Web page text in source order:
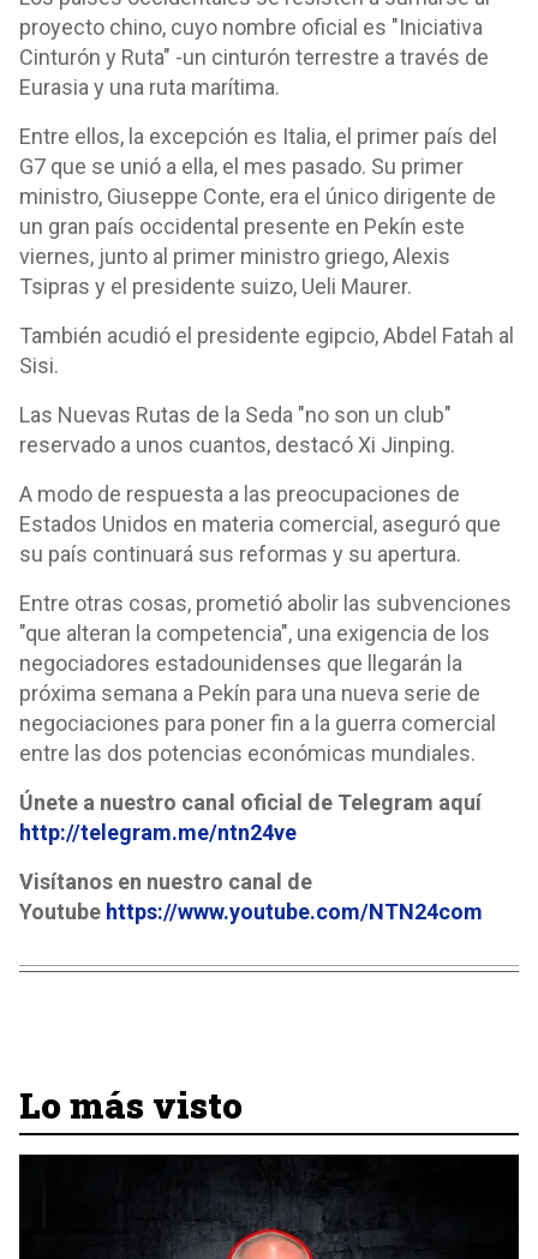
proyecto chino, cuyo nombre oficial es "Iniciativa
Cinturón y Ruta" -un cinturón terrestre a través de
Eurasia y una ruta marítima.
Entre ellos, la excepción es Italia, el primer país del
G7 que se unió a ella, el mes pasado. Su primer
ministro, Giuseppe Conte, era el único dirigente de
un gran país occidental presente en Pekín este
viernes, junto al primer ministro griego, Alexis
Tsipras y el presidente suizo, Ueli Maurer.
También acudió el presidente egipcio, Abdel Fatah al
Sisi.
Las Nuevas Rutas de la Seda "no son un club"
reservado a unos cuantos, destacó Xi Jinping.
A modo de respuesta a las preocupaciones de
Estados Unidos en materia comercial, aseguró que
su país continuará sus reformas y su apertura.
Entre otras cosas, prometió abolir las subvenciones
"que alteran la competencia", una exigencia de los
negociadores estadounidenses que llegarán la
próxima semana a Pekín para una nueva serie de
negociaciones para poner fin a la guerra comercial
entre las dos potencias económicas mundiales.
Únete a nuestro canal oficial de Telegram aquí
http://telegram.me/ntn24ve
Visítanos en nuestro canal de
Youtube https://www.youtube.com/NTN24com
Lo más visto